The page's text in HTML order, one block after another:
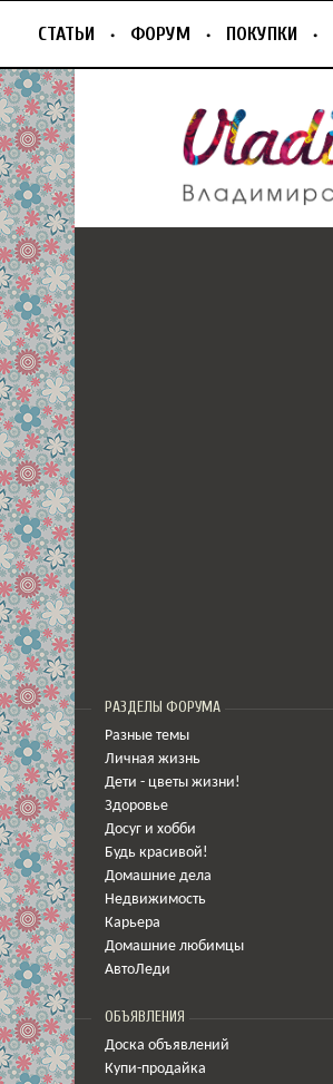
СТАТЬИ ФОРУМ ПОКУПКИ
РАЗДЕЛЫ ФОРУМА
Разные темы
Личная жизнь
Дети - цветы жизни!
Здоровье
Досуг и хобби
Будь красивой!
Домашние дела
Недвижимость
Карьера
Домашние любимцы
АвтоЛеди
ОБЪЯВЛЕНИЯ
Доска объявлений
Купи-продайка